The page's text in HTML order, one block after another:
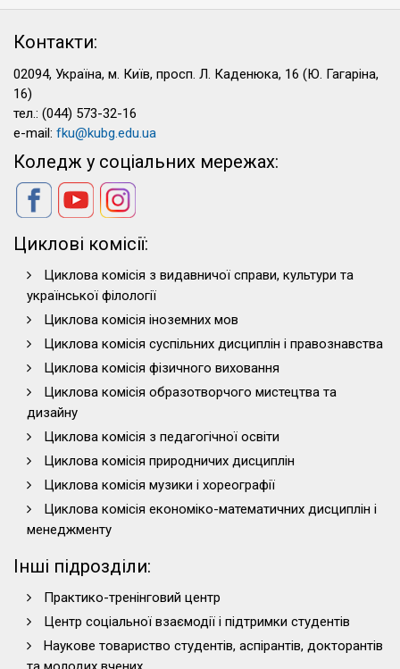
Контакти:
02094, Україна, м. Київ, просп. Л. Каденюка, 16 (Ю. Гагаріна,
16)
тел.: (044) 573-32-16
e-mail: fku@kubg.edu.ua
Коледж у соціальних мережах:
Циклові комісії:
Циклова комісія з видавничої справи, культури та
української філології
Циклова комісія іноземних мов
Циклова комісія суспільних дисциплін і правознавства
Циклова комісія фізичного виховання
Циклова комісія образотворчого мистецтва та
дизайну
Циклова комісія з педагогічної освіти
Циклова комісія природничих дисциплін
Циклова комісія музики і хореографії
Циклова комісія економіко-математичних дисциплін і
менеджменту
Інші підрозділи:
Практико-тренінговий центр
Центр соціальної взаємодії і підтримки студентів
Наукове товариство студентів, аспірантів, докторантів